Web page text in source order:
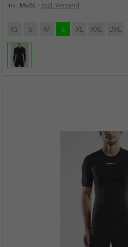
inkl. MwSt. zzgl. Versand
XS S M L XL XXL 3XL